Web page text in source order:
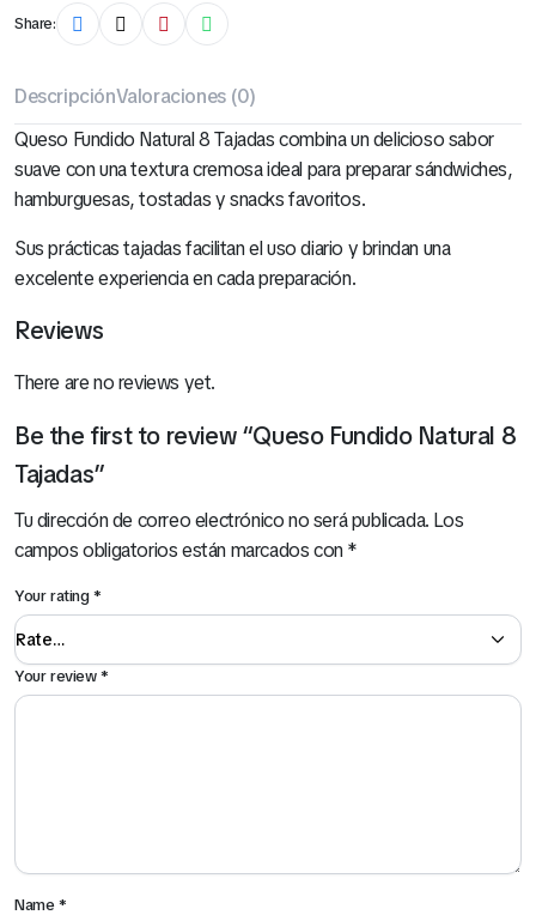
Share:
DescripciónValoraciones (0)
Queso Fundido Natural 8 Tajadas combina un delicioso sabor
suave con una textura cremosa ideal para preparar sándwiches,
hamburguesas, tostadas y snacks favoritos.
Sus prácticas tajadas facilitan el uso diario y brindan una
excelente experiencia en cada preparación.
Reviews
There are no reviews yet.
Be the first to review “Queso Fundido Natural 8
Tajadas”
Tu dirección de correo electrónico no será publicada. Los
campos obligatorios están marcados con*
Your rating*
Your review*
Name*